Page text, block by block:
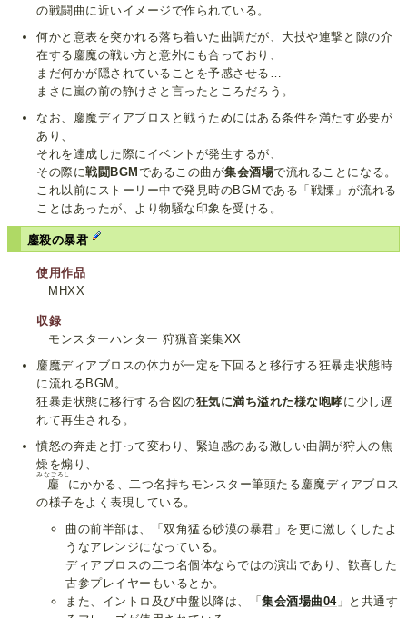
の戦闘曲に近いイメージで作られている。
何かと意表を突かれる落ち着いた曲調だが、大技や連撃と隙の介
在する鏖魔の戦い方と意外にも合っており、
まだ何かが隠されていることを予感させる…
まさに嵐の前の静けさと言ったところだろう。
なお、鏖魔ディアブロスと戦うためにはある条件を満たす必要が
あり、
それを達成した際にイベントが発生するが、
その際に戦闘BGMであるこの曲が集会酒場で流れることになる。
これ以前にストーリー中で発見時のBGMである「戦慄」が流れる
ことはあったが、より物騒な印象を受ける。
鏖殺の暴君
使用作品
MHXX
収録
モンスターハンター 狩猟音楽集XX
鏖魔ディアブロスの体力が一定を下回ると移行する狂暴走状態時
に流れるBGM。
狂暴走状態に移行する合図の狂気に満ち溢れた様な咆哮に少し遅
れて再生される。
憤怒の奔走と打って変わり、緊迫感のある激しい曲調が狩人の焦
燥を煽り、
鏖
みなごろし
にかかる、二つ名持ちモンスター筆頭たる鏖魔ディアブロス
の様子をよく表現している。
曲の前半部は、「双角猛る砂漠の暴君」を更に激しくしたよ
うなアレンジになっている。
ディアブロスの二つ名個体ならではの演出であり、歓喜した
古参プレイヤーもいるとか。
また、イントロ及び中盤以降は、「集会酒場曲04」と共通す